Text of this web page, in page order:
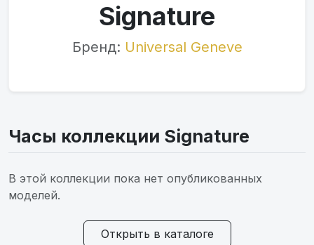
Signature
Бренд: Universal Geneve
Часы коллекции Signature
В этой коллекции пока нет опубликованных
моделей.
Открыть в каталоге